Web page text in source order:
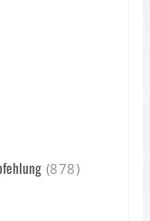
(878)